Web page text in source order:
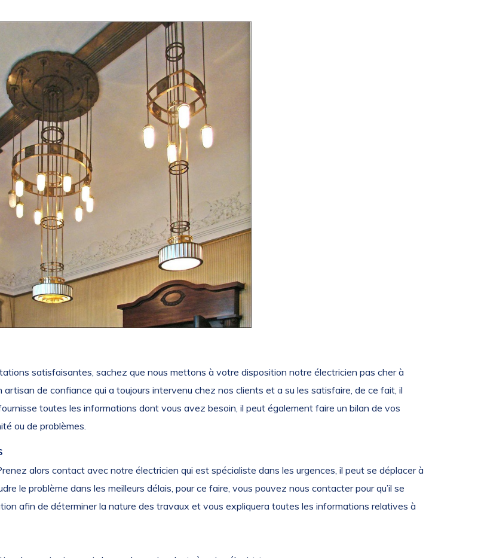
satisfaisantes, sachez que nous mettons à votre disposition notre électricien pas cher à
de confiance qui a toujours intervenu chez nos clients et a su les satisfaire, de ce fait, il
toutes les informations dont vous avez besoin, il peut également faire un bilan de vos
ou de problèmes.
alors contact avec notre électricien qui est spécialiste dans les urgences, il peut se déplacer à
le problème dans les meilleurs délais, pour ce faire, vous pouvez nous contacter pour qu’il se
afin de déterminer la nature des travaux et vous expliquera toutes les informations relatives à